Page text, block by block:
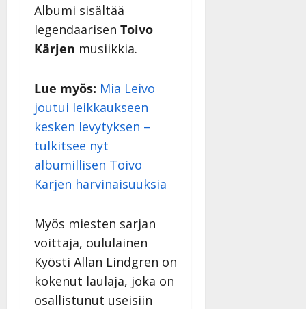
Albumi sisältää
legendaarisen Toivo
Kärjen musiikkia.
Lue myös: Mia Leivo
joutui leikkaukseen
kesken levytyksen –
tulkitsee nyt
albumillisen Toivo
Kärjen harvinaisuuksia
Myös miesten sarjan
voittaja, oululainen
Kyösti Allan Lindgren on
kokenut laulaja, joka on
osallistunut useisiin